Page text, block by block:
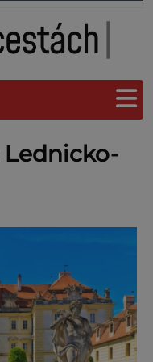
Lednicko-